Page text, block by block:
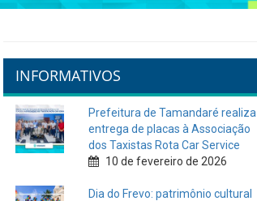
INFORMATIVOS
Prefeitura de Tamandaré realiza
entrega de placas à Associação
dos Taxistas Rota Car Service
10 de fevereiro de 2026
Dia do Frevo: patrimônio cultural